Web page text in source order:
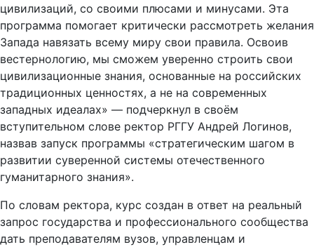
цивилизаций, со своими плюсами и минусами. Эта
программа помогает критически рассмотреть желания
Запада навязать всему миру свои правила. Освоив
вестернологию, мы сможем уверенно строить свои
цивилизационные знания, основанные на российских
традиционных ценностях, а не на современных
западных идеалах» — подчеркнул в своём
вступительном слове ректор РГГУ Андрей Логинов,
назвав запуск программы «стратегическим шагом в
развитии суверенной системы отечественного
гуманитарного знания».
По словам ректора, курс создан в ответ на реальный
запрос государства и профессионального сообщества
дать преподавателям вузов, управленцам и